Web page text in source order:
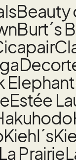
Beauty
Burt´s
Elephant
Estée
Kiehl´s
Prairie